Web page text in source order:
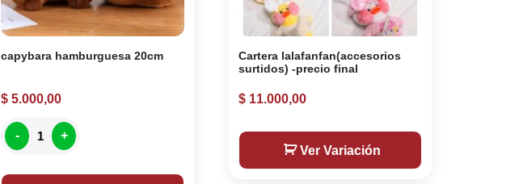
capybara hamburguesa 20cm
$ 5.000,00
- +
Cartera lalafanfan(accesorios
surtidos) -precio final
$ 11.000,00
Ver Variación